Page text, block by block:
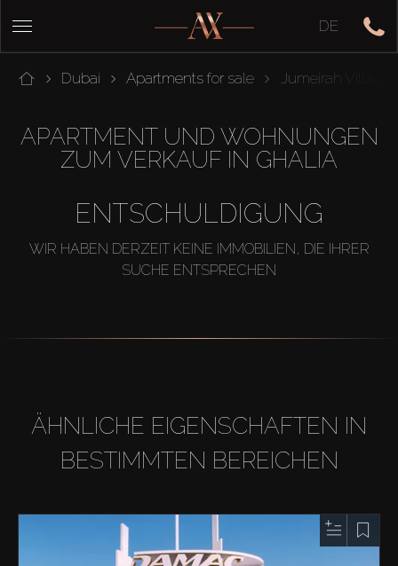
DE
Dubai Apartments for sale Jumeirah Village
APARTMENT UND WOHNUNGEN
ZUM VERKAUF IN GHALIA
ENTSCHULDIGUNG
WIR HABEN DERZEIT KEINE IMMOBILIEN, DIE IHRER
SUCHE ENTSPRECHEN
ÄHNLICHE EIGENSCHAFTEN IN
BESTIMMTEN BEREICHEN